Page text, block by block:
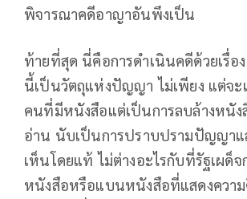
พิจารณาคดีอาญาอันพึงเป็น
ท้ายที่สุด นี่คือการดำเนินคดีด้วยเรื่
นี้เป็นวัตถุแห่งปัญญา ไม่เพียง แต่จะ
คนที่มีหนังสือแต่เป็นการลบล้างหนัง
อ่าน นับเป็นการปราบปรามปัญญาแ
เห็นโดยแท้ ไม่ต่างอะไรกับที่รัฐเผด็จ
หนังสือหรือแบนหนังสือที่แสดงความ